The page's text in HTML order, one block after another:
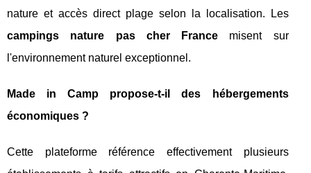
nature et accès direct plage selon la localisation. Les
campings nature pas cher France misent sur
l'environnement naturel exceptionnel.
Made in Camp propose-t-il des hébergements
économiques ?
Cette plateforme référence effectivement plusieurs